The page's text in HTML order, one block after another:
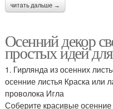
читать дальше →
Осенний декор
простых идей
1. Гирлянда из осенних
осенние листья Краска или
проволока Игла
Соберите красивые